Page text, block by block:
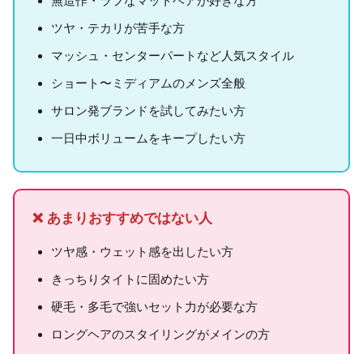
ツヤ・テカリが苦手な方
マッシュ・センターパートなど人気スタイル
ショート〜ミディアムのメンズ全般
サロン発ブランドを試してみたい方
一日中ボリュームをキープしたい方
❌ あまりおすすめではない人
ツヤ感・ウェット感を出したい方
きっちりタイトに固めたい方
硬毛・多毛で強いセット力が必要な方
ロングヘアのスタイリングがメインの方